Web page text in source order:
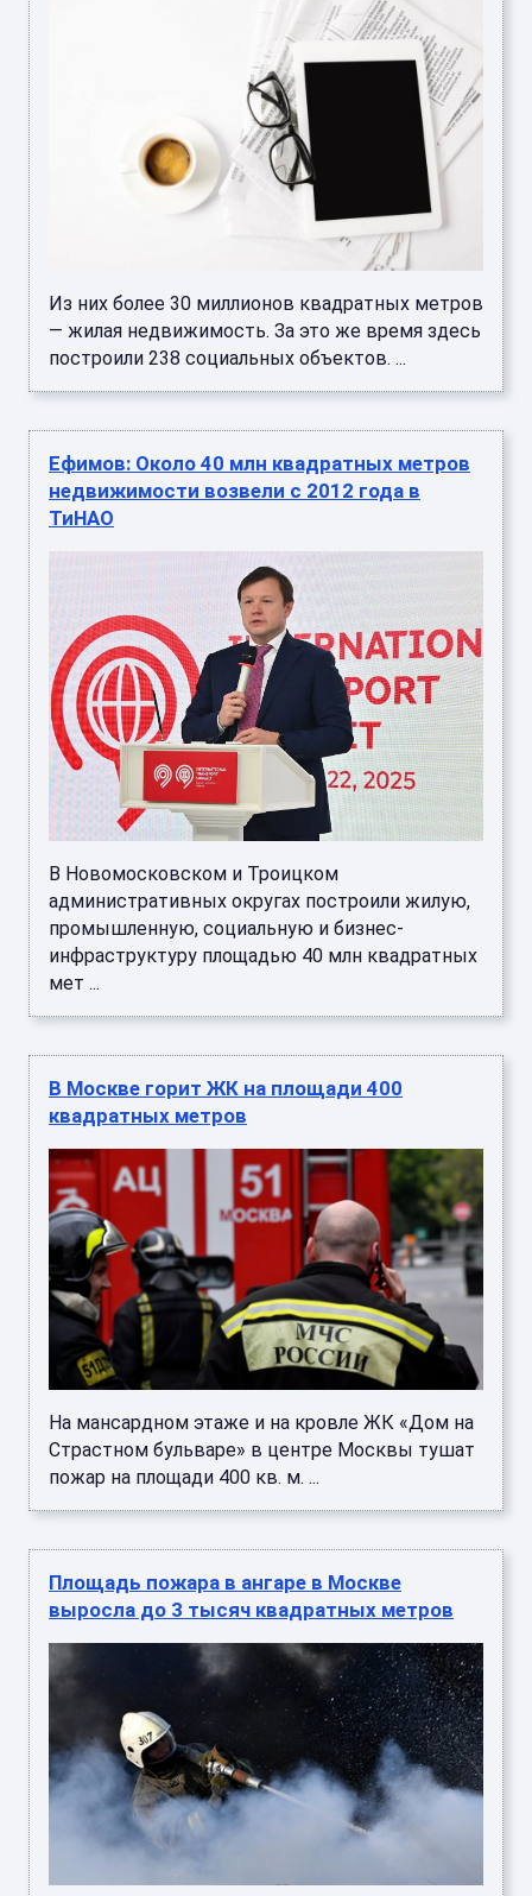
Из них более 30 миллионов квадратных метров
— жилая недвижимость. За это же время здесь
построили 238 социальных объектов. ...
Ефимов: Около 40 млн квадратных метров
недвижимости возвели с 2012 года в
ТиНАО
В Новомосковском и Троицком
административных округах построили жилую,
промышленную, социальную и бизнес-
инфраструктуру площадью 40 млн квадратных
мет ...
В Москве горит ЖК на площади 400
квадратных метров
На мансардном этаже и на кровле ЖК «Дом на
Страстном бульваре» в центре Москвы тушат
пожар на площади 400 кв. м. ...
Площадь пожара в ангаре в Москве
выросла до 3 тысяч квадратных метров